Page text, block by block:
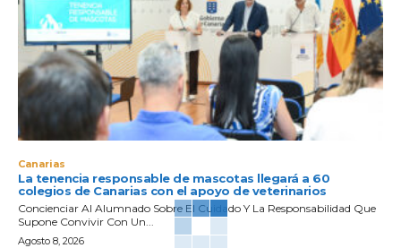
Canarias
La tenencia responsable de mascotas llegará a 60
colegios de Canarias con el apoyo de veterinarios
Concienciar Al Alumnado Sobre El Cuidado Y La Responsabilidad Que
Supone Convivir Con Un...
Agosto 8, 2026